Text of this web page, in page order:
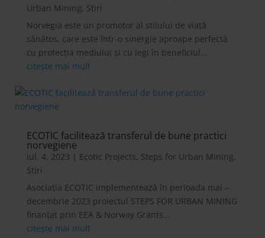
Urban Mining, Stiri
Norvegia este un promotor al stilului de viață
sănătos, care este într-o sinergie aproape perfectă
cu protecția mediului și cu legi în beneficiul...
citește mai mult
ECOTIC facilitează transferul de bune practici
norvegiene
iul. 4, 2023 | Ecotic Projects, Steps for Urban Mining,
Stiri
Asociația ECOTIC implementează în perioada mai –
decembrie 2023 proiectul STEPS FOR URBAN MINING
finanțat prin EEA & Norway Grants...
citește mai mult